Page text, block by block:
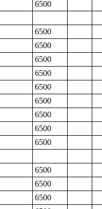
6500
6500
6500
6500
6500
6500
6500
6500
6500
6500
6500
6500
6500